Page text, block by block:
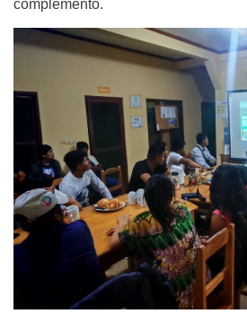
complementó.